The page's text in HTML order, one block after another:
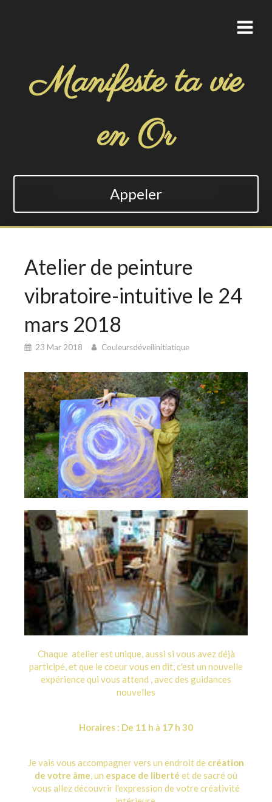
Manifeste ta vie
en Or
Appeler
Atelier de peinture
vibratoire-intuitive le 24
mars 2018
23 Mar 2018 Couleursdéveilinitiatique
Chaque atelier est unique, aussi si vous avez déjà
participé, et que le coeur vous en dit, c'est un nouvelle
expérience qui vous attend , avec des guidances
nouvelles
Horaires : De 11 h à 17 h 30
Je vais vous accompagner vers un endroit de création
de votre âme, un espace de liberté et de sacré où
vous allez découvrir l'expression de votre créativité